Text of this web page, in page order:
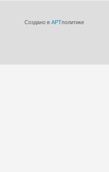
Cоздано в АРТполитике